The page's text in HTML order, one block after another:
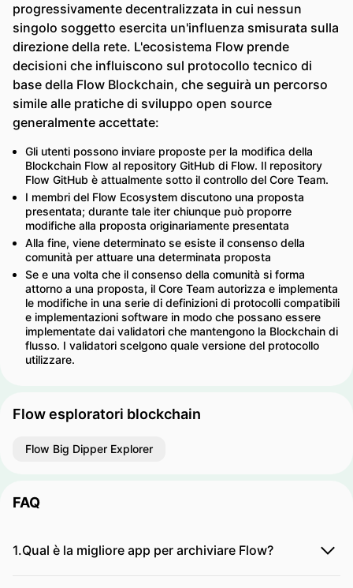
progressivamente decentralizzata in cui nessun
singolo soggetto esercita un'influenza smisurata sulla
direzione della rete. L'ecosistema Flow prende
decisioni che influiscono sul protocollo tecnico di
base della Flow Blockchain, che seguirà un percorso
simile alle pratiche di sviluppo open source
generalmente accettate:
Gli utenti possono inviare proposte per la modifica della
Blockchain Flow al repository GitHub di Flow. Il repository
Flow GitHub è attualmente sotto il controllo del Core Team.
I membri del Flow Ecosystem discutono una proposta
presentata; durante tale iter chiunque può proporre
modifiche alla proposta originariamente presentata
Alla fine, viene determinato se esiste il consenso della
comunità per attuare una determinata proposta
Se e una volta che il consenso della comunità si forma
attorno a una proposta, il Core Team autorizza e implementa
le modifiche in una serie di definizioni di protocolli compatibili
e implementazioni software in modo che possano essere
implementate dai validatori che mantengono la Blockchain di
flusso. I validatori scelgono quale versione del protocollo
utilizzare.
Flow esploratori blockchain
Flow Big Dipper Explorer
FAQ
1.Qual è la migliore app per archiviare Flow?